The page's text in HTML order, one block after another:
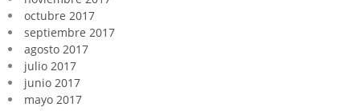
octubre 2017
septiembre 2017
agosto 2017
julio 2017
junio 2017
mayo 2017